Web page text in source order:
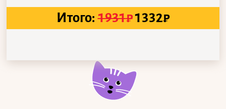
Итого: 1931₽1332₽